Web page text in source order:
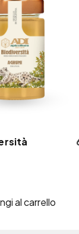
al carrello